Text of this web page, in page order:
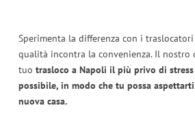
Sperimenta la differenza con i
qualità incontra la convenienza. Il
tuo trasloco a Napoli il più privo di
possibile, in modo che tu possa
nuova casa.